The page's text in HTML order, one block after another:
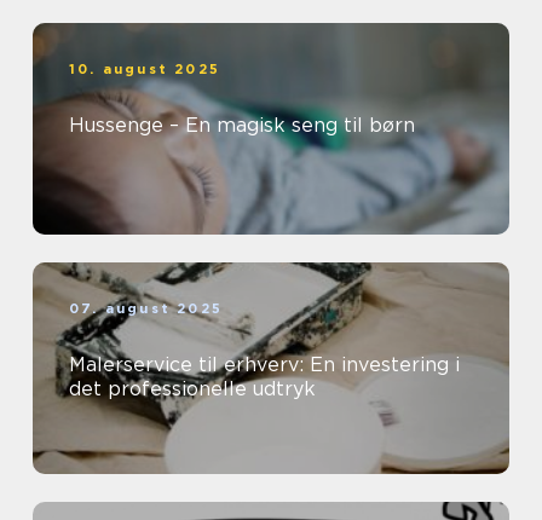
10. august 2025
Hussenge – En magisk seng til børn
07. august 2025
Malerservice til erhverv: En investering i
det professionelle udtryk